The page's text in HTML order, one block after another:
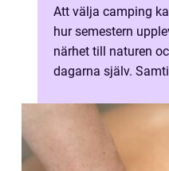
Att välja camping
hur semestern
närhet till naturen
dagarna själv.